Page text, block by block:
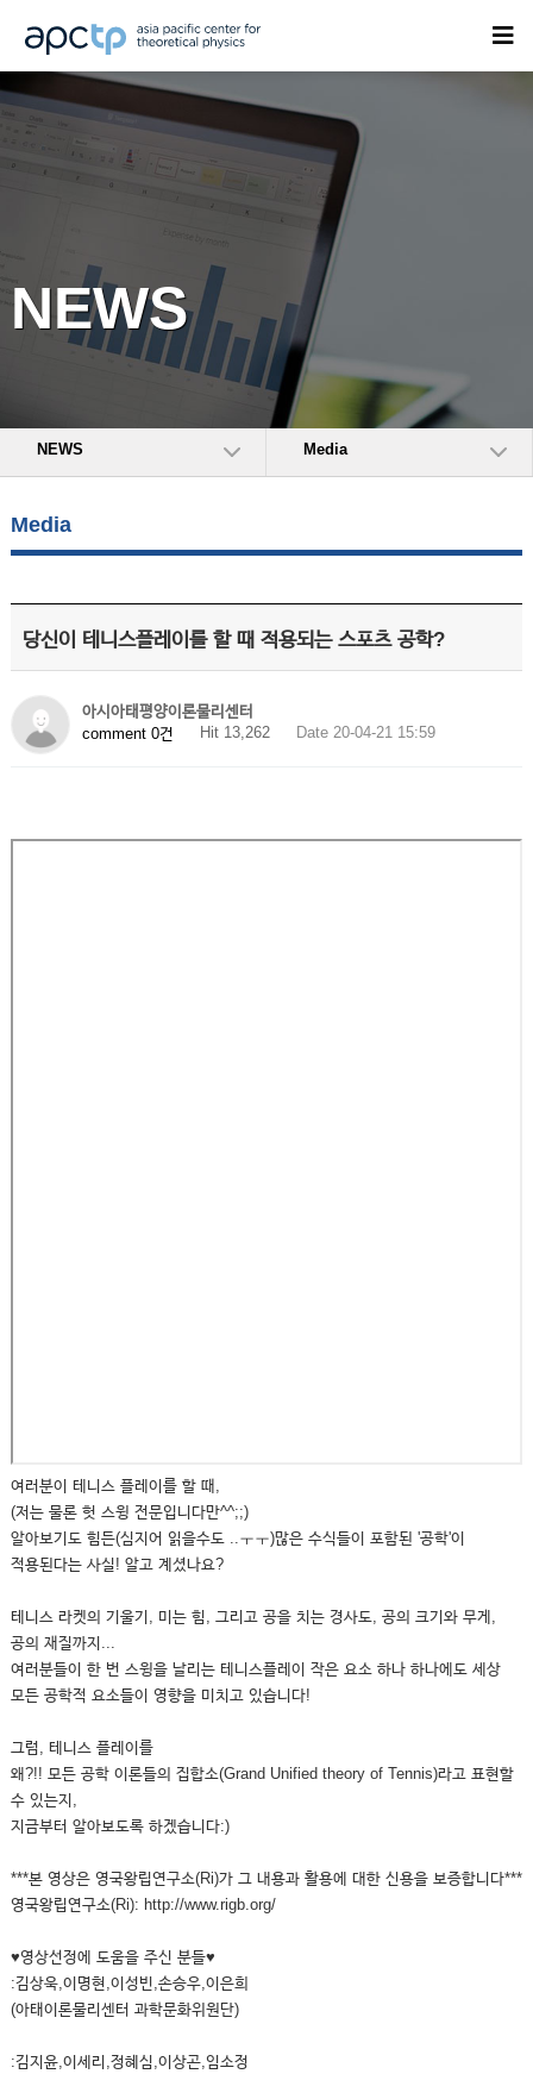
NEWS
NEWS Media
Media
당신이 테니스플레이를 할 때 적용되는 스포츠 공학?
아시아태평양이론물리센터
comment 0건
Hit 13,262 Date 20-04-21 15:59
여러분이 테니스 플레이를 할 때,
(저는 물론 헛 스윙 전문입니다만^^;;)
알아보기도 힘든(심지어 읽을수도 ..ㅜㅜ)많은 수식들이 포함된 '공학'이
적용된다는 사실! 알고 계셨나요?
테니스 라켓의 기울기, 미는 힘, 그리고 공을 치는 경사도, 공의 크기와 무게,
공의 재질까지...
여러분들이 한 번 스윙을 날리는 테니스플레이 작은 요소 하나 하나에도 세상
모든 공학적 요소들이 영향을 미치고 있습니다!
그럼, 테니스 플레이를
왜?!! 모든 공학 이론들의 집합소(Grand Unified theory of Tennis)라고 표현할
수 있는지,
지금부터 알아보도록 하겠습니다:)
***본 영상은 영국왕립연구소(Ri)가 그 내용과 활용에 대한 신용을 보증합니다***
영국왕립연구소(Ri): http://www.rigb.org/
♥영상선정에 도움을 주신 분들♥
:김상욱,이명현,이성빈,손승우,이은희
(아태이론물리센터 과학문화위원단)
:김지윤,이세리,정혜심,이상곤,임소정